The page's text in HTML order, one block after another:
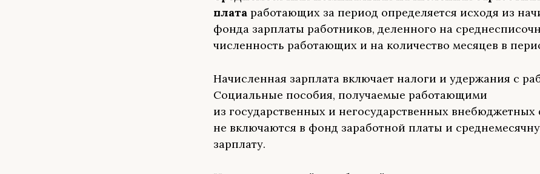
плата работающих за период определяется исходя из
фонда зарплаты работников, деленного на
численность работающих и на количество месяцев в
Начисленная зарплата включает налоги и удержания с
Социальные пособия, получаемые работающими
из государственных и негосударственных внебюджетных
не включаются в фонд заработной платы и
зарплату.